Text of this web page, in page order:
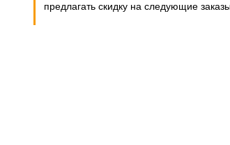
предлагать скидку на следующие